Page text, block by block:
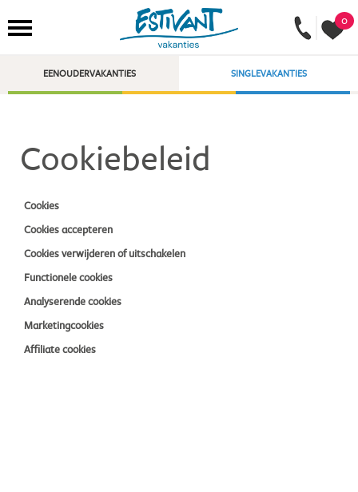
0
EENOUDERVAKANTIES SINGLEVAKANTIES
Cookiebeleid
Cookies
Cookies accepteren
Cookies verwijderen of uitschakelen
Functionele cookies
Analyserende cookies
Marketingcookies
Affiliate cookies